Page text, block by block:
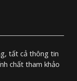
tất cả thông tin
chất tham khảo